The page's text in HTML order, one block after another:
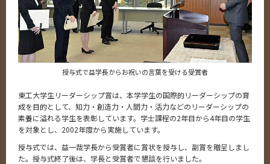
授与式で益学長からお祝いの言葉を受ける受賞者
東工大学生リーダーシップ賞は、本学学生の国際的リーダーシップの育
成を目的として、知力・創造力・人間力・活力などのリーダーシップの
素養に溢れる学生を表彰しています。学士課程の2年目から4年目の学生
を対象とし、2002年度から実施しています。
授与式では、益一哉学長から受賞者に賞状を授与し、副賞を贈呈しまし
た。授与式終了後は、学長と受賞者で懇談を行いました。
カテゴリ別
課程別
Event Calendar
サイト構成